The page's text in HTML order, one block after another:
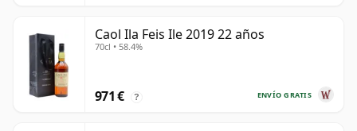
Caol Ila Feis Ile 2019 22 años
70cl • 58.4%
ENVÍO GRATIS
971 € ?